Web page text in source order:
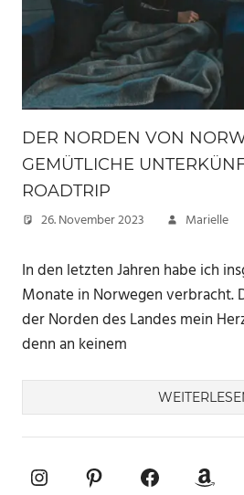
DER NORDEN VON
GEMÜTLICHE
ROADTRIP
26. November 2023 Marielle
In den letzten Jahren habe ich
Monate in Norwegen verbracht.
der Norden des Landes mein
denn an keinem
InstagramPinterestFacebook